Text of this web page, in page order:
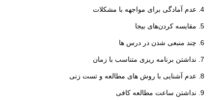
عدم آمادگی برای مواجهه با مشکلات
مقایسه کردن‌های بیجا
چند منبعی شدن در درس ها
نداشتن برنامه ریزی متناسب با زمان
عدم آشنایی با روش های مطالعه و تست زنی
نداشتن ساعت مطالعه کافی